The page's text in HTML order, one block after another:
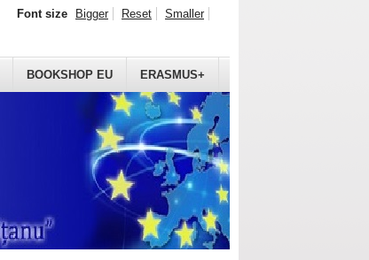
BOOKSHOP EU ERASMUS+
Font size Bigger Reset Smaller